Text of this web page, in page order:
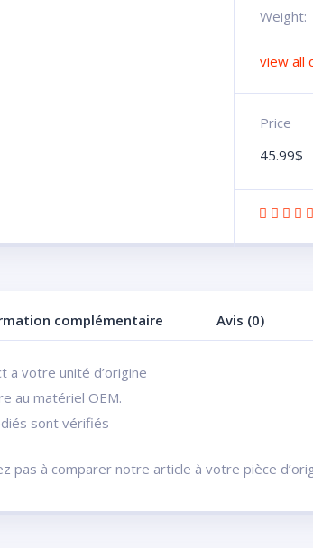
Weight:
view all
Price
45.99$
complémentaire Avis (0)
a votre unité d’origine
au matériel OEM.
sont vérifiés
pas à comparer notre article à votre pièce